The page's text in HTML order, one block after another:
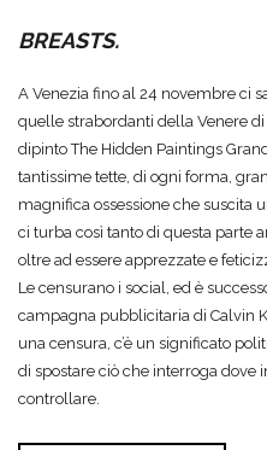
BREASTS.
A Venezia fino al 24 novembre ci
quelle strabordanti della Venere
dipinto The Hidden Paintings
tantissime tette, di ogni forma,
magnifica ossessione che suscita
ci turba così tanto di questa parte
oltre ad essere apprezzate e
Le censurano i social, ed è
campagna pubblicitaria di Calvin
una censura, c’è un significato
di spostare ciò che interroga dove
controllare.